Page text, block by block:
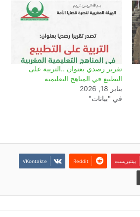
تقرير رصدي بعنوان ..التربية على
التطبيع في المناهج التعليمية
يناير 18, 2026
في "بيانات"
بينتيريست